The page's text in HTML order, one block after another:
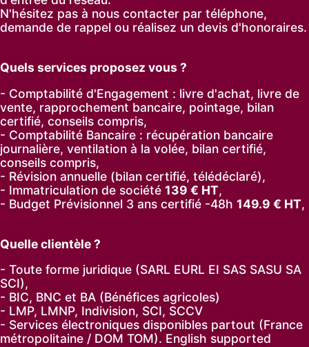
N'hésitez pas à nous contacter par téléphone,
demande de rappel ou réalisez un devis d'honoraires.
Quels services proposez vous ?
- Comptabilité d'Engagement : livre d'achat, livre de
vente, rapprochement bancaire, pointage, bilan
certifié, conseils compris,
- Comptabilité Bancaire : récupération bancaire
journalière, ventilation à la volée, bilan certifié,
conseils compris,
- Révision annuelle (bilan certifié, télédéclaré),
- Immatriculation de société 139 € HT,
- Budget Prévisionnel 3 ans certifié -48h 149.9 € HT,
Quelle clientèle ?
- Toute forme juridique (SARL EURL EI SAS SASU SA
SCI),
- BIC, BNC et BA (Bénéfices agricoles)
- LMP, LMNP, Indivision, SCI, SCCV
- Services électroniques disponibles partout (France
métropolitaine / DOM TOM). English supported